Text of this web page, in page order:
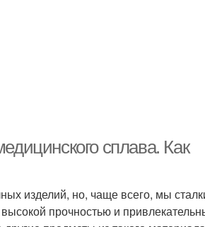
сплава. Как
изделий, но, чаще всего, мы
прочностью и